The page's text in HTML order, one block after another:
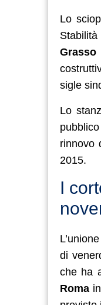
Lo
Grasso
sigle
Lo
rinnovo
2015.
I
di
che ha
Roma